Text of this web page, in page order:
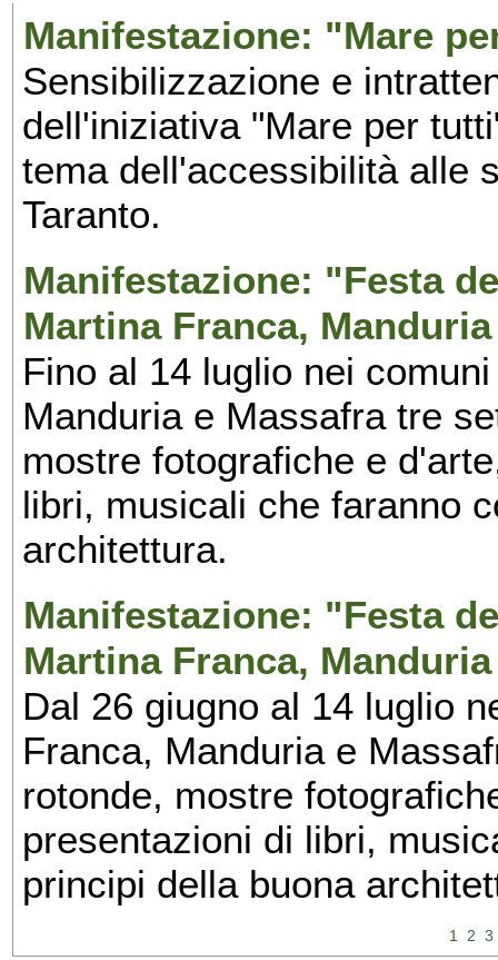
Manifestazione: "Mare
Sensibilizzazione e
dell'iniziativa "Mare per
tema dell'accessibilità alle
Taranto.
Manifestazione: "Festa
Martina Franca,
Fino al 14 luglio nei
Manduria e Massafra tre
mostre fotografiche e
libri, musicali che faranno
architettura.
Manifestazione: "Festa
Martina Franca,
Dal 26 giugno al 14 luglio
Franca, Manduria e
rotonde, mostre
presentazioni di libri,
principi della buona
1 2 3